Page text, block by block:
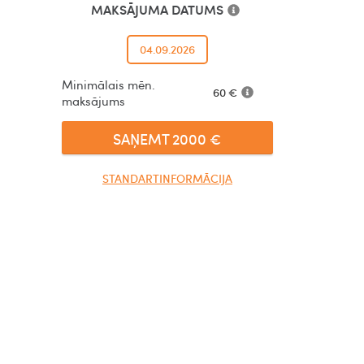
MAKSĀJUMA DATUMS
04.09.2026
Minimālais mēn.
maksājums
60€
SAŅEMT2000 €
STANDARTINFORMĀCIJA